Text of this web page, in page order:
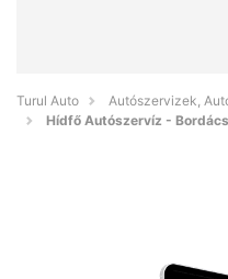
Turul Auto
Autószervizek,
Hídfő Autószervíz -